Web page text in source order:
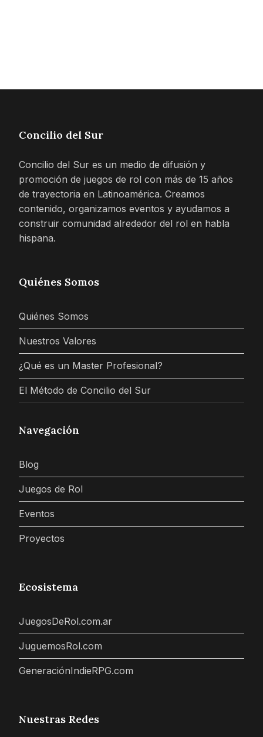
Concilio del Sur
Concilio del Sur es un medio de difusión y
promoción de juegos de rol con más de 15 años
de trayectoria en Latinoamérica. Creamos
contenido, organizamos eventos y ayudamos a
construir comunidad alrededor del rol en habla
hispana.
Quiénes Somos
Quiénes Somos
Nuestros Valores
¿Qué es un Master Profesional?
El Método de Concilio del Sur
Navegación
Blog
Juegos de Rol
Eventos
Proyectos
Ecosistema
JuegosDeRol.com.ar
JuguemosRol.com
GeneraciónIndieRPG.com
Nuestras Redes